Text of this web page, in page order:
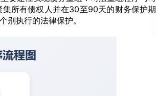
所有债权人并在30至90天的财务保护期
别执行的法律保护。